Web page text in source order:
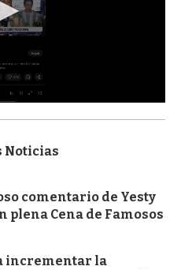
Noticias
comentario de Yesty
plena Cena de Famosos
incrementar la